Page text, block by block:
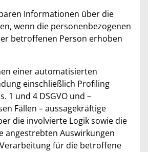
Informationen über die
wenn die personenbezogenen
betroffenen Person erhoben
einer automatisierten
einschließlich Profiling
1 und 4 DSGVO und –
Fällen – aussagekräftige
die involvierte Logik sowie die
angestrebten Auswirkungen
für die betroffene